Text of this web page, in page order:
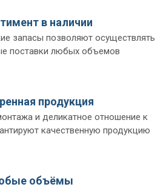
в наличии
запасы позволяют осуществлять
поставки любых объемов
продукция
и деликатное отношение к
качественную продукцию
объёмы